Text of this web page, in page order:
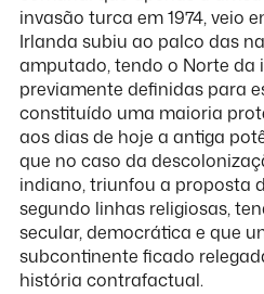
invasão turca em 1974, veio
Irlanda subiu ao palco das
amputado, tendo o Norte da
previamente definidas para
constituído uma maioria
aos dias de hoje a antiga
que no caso da
indiano, triunfou a proposta
segundo linhas religiosas,
secular, democrática e que
subcontinente ficado
história contrafactual.